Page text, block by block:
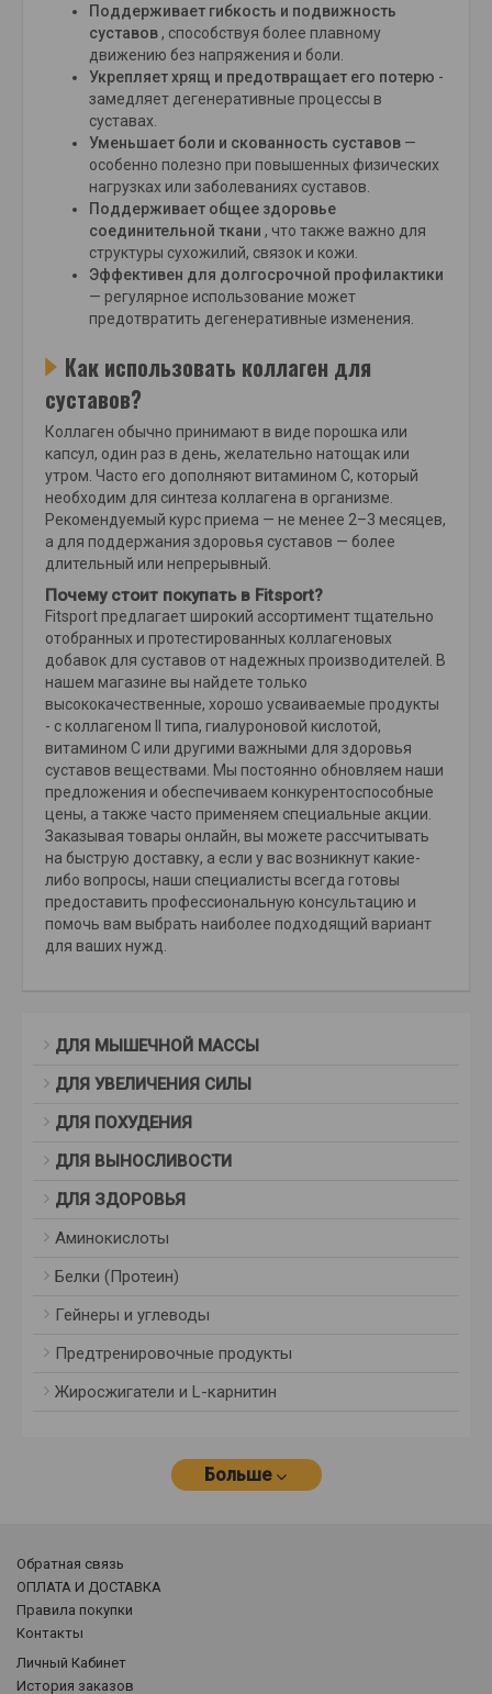
Поддерживает гибкость и подвижность
суставов , способствуя более плавному
движению без напряжения и боли.
Укрепляет хрящ и предотвращает его потерю -
замедляет дегенеративные процессы в
суставах.
Уменьшает боли и скованность суставов —
особенно полезно при повышенных физических
нагрузках или заболеваниях суставов.
Поддерживает общее здоровье
соединительной ткани , что также важно для
структуры сухожилий, связок и кожи.
Эффективен для долгосрочной профилактики
— регулярное использование может
предотвратить дегенеративные изменения.
Как использовать коллаген для
суставов?
Коллаген обычно принимают в виде порошка или
капсул, один раз в день, желательно натощак или
утром. Часто его дополняют витамином С, который
необходим для синтеза коллагена в организме.
Рекомендуемый курс приема — не менее 2–3 месяцев,
а для поддержания здоровья суставов — более
длительный или непрерывный.
Почему стоит покупать в Fitsport?
Fitsport предлагает широкий ассортимент тщательно
отобранных и протестированных коллагеновых
добавок для суставов от надежных производителей. В
нашем магазине вы найдете только
высококачественные, хорошо усваиваемые продукты
- с коллагеном II типа, гиалуроновой кислотой,
витамином С или другими важными для здоровья
суставов веществами. Мы постоянно обновляем наши
предложения и обеспечиваем конкурентоспособные
цены, а также часто применяем специальные акции.
Заказывая товары онлайн, вы можете рассчитывать
на быструю доставку, а если у вас возникнут какие-
либо вопросы, наши специалисты всегда готовы
предоставить профессиональную консультацию и
помочь вам выбрать наиболее подходящий вариант
для ваших нужд.
ДЛЯ МЫШЕЧНОЙ МАССЫ
ДЛЯ УВЕЛИЧЕНИЯ СИЛЫ
ДЛЯ ПОХУДЕНИЯ
ДЛЯ ВЫНОСЛИВОСТИ
ДЛЯ ЗДОРОВЬЯ
Аминокислоты
Белки (Протеин)
Гейнеры и углеводы
Предтренировочные продукты
Жиросжигатели и L-карнитин
Больше
Обратная связь
ОПЛАТА И ДОСТАВКА
Правила покупки
Контакты
Личный Кабинет
История заказов